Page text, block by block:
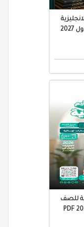
للصف الاول الابتدائي الترم الاول 2027
للصف
الاول الابتدائي الترم الثاني 2026 PDF